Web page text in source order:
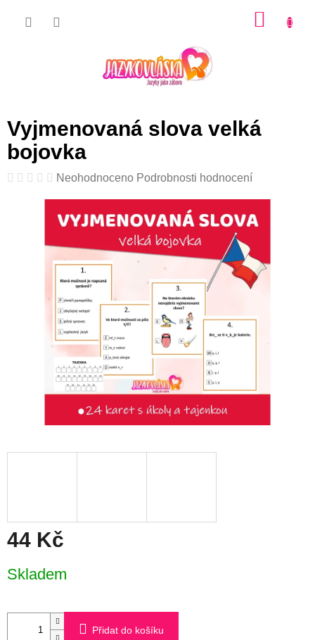
Vyjmenovaná slova velká
bojovka
Průměrné
produktu
0,0
hvězdiček.
Neohodnoceno Podrobnosti hodnocení
44 Kč
cena:
Skladem
Přidat do košíku